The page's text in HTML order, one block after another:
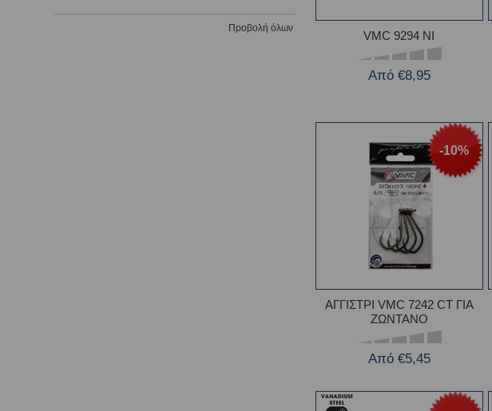
VMC 9294 NI
Από €8,95
-10%
ΑΓΓΙΣΤΡΙ VMC 7242 CT ΓΙΑ
ΖΩΝΤΑΝΟ
Από €5,45
Προβολή όλων